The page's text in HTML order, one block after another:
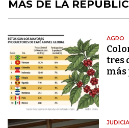
MÁS DE LA
AGRO
tres
más